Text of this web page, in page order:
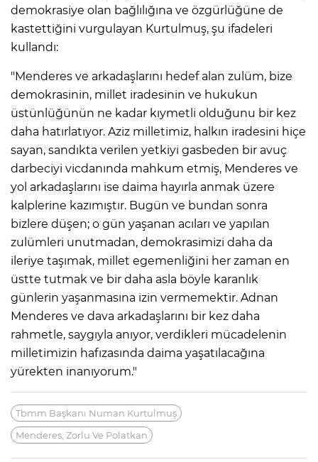
demokrasiye olan bağlılığına ve özgürlüğüne de
kastettiğini vurgulayan Kurtulmuş, şu ifadeleri
kullandı:
"Menderes ve arkadaşlarını hedef alan zulüm, bize
demokrasinin, millet iradesinin ve hukukun
üstünlüğünün ne kadar kıymetli olduğunu bir kez
daha hatırlatıyor. Aziz milletimiz, halkın iradesini hiçe
sayan, sandıkta verilen yetkiyi gasbeden bir avuç
darbeciyi vicdanında mahkum etmiş, Menderes ve
yol arkadaşlarını ise daima hayırla anmak üzere
kalplerine kazımıştır. Bugün ve bundan sonra
bizlere düşen; o gün yaşanan acıları ve yapılan
zulümleri unutmadan, demokrasimizi daha da
ileriye taşımak, millet egemenliğini her zaman en
üstte tutmak ve bir daha asla böyle karanlık
günlerin yaşanmasına izin vermemektir. Adnan
Menderes ve dava arkadaşlarını bir kez daha
rahmetle, saygıyla anıyor, verdikleri mücadelenin
milletimizin hafızasında daima yaşatılacağına
yürekten inanıyorum."
Tbmm Başkanı Numan Kurtulmuş
Menderes, Zorlu Ve Polatkan